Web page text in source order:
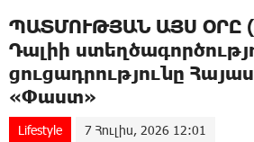
ՊԱՏՄՈՒԹՅԱՆ ԱՅՍ ՕՐԸ
Դալիի
ցուցադրությունը
«Փաստ»
Lifestyle 7 Հուլիս, 2026 12:01